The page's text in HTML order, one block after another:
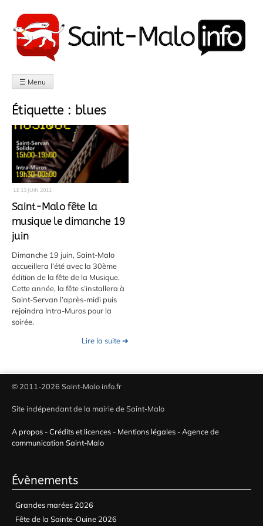
au
contenu
☰ Menu
Étiquette : blues
LE 13 JUIN 2011
Saint-Malo fête la
musique le dimanche 19
juin
Dimanche 19 juin, Saint-Malo
accueillera l’été avec la 30ème
édition de la fête de la Musique.
Cette année, la fête s’installera à
Saint-Servan l’après-midi puis
rejoindra Intra-Muros pour la
soirée.
Lire la suite ➔
© 2011-2026 Saint-Malo info.fr
Site indépendant de la mairie de Saint-Malo
A propos -Crédits et licences - Mentions légales -Agence de
communication Saint-Malo
Évènements
Grandes marées 2026
Fête de la Sainte-Ouine 2026